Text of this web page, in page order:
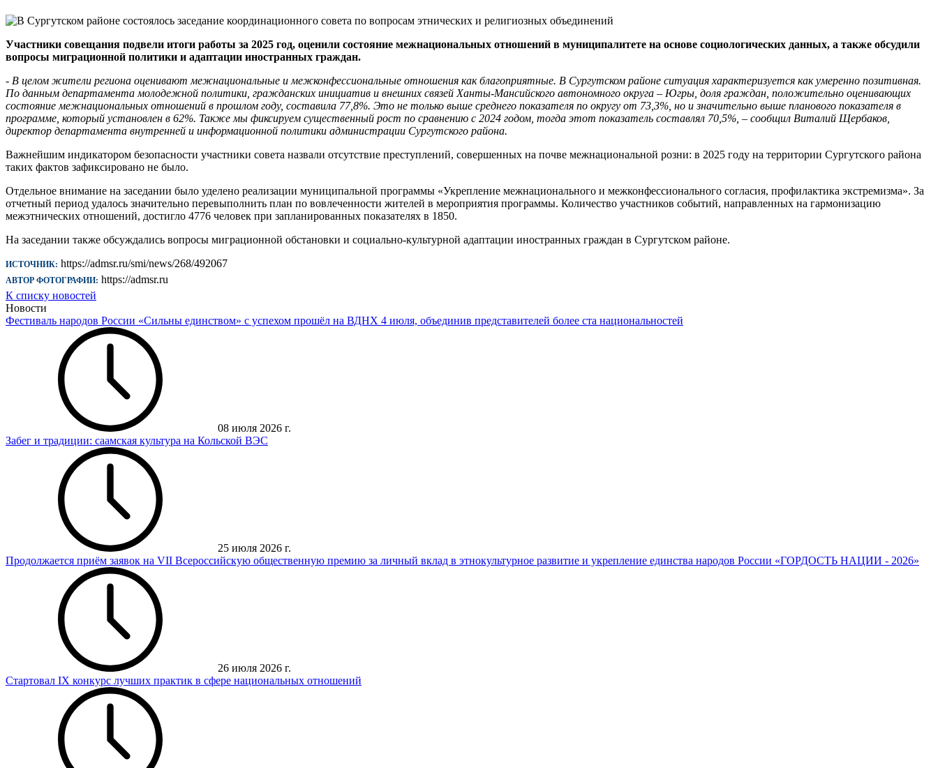
Участники совещания подвели итоги работы за 2025 год, оценили состояние межнациональных отношений в муниципалитете на основе социологических данных, а также обсудили
вопросы миграционной политики и адаптации иностранных граждан.
- В целом жители региона оценивают межнациональные и межконфессиональные отношения как благоприятные. В Сургутском районе ситуация характеризуется как умеренно позитивная.
По данным департамента молодежной политики, гражданских инициатив и внешних связей Ханты-Мансийского автономного округа – Югры, доля граждан, положительно оценивающих
состояние межнациональных отношений в прошлом году, составила 77,8%. Это не только выше среднего показателя по округу от 73,3%, но и значительно выше планового показателя в
программе, который установлен в 62%. Также мы фиксируем существенный рост по сравнению с 2024 годом, тогда этот показатель составлял 70,5%, – сообщил Виталий Щербаков,
директор департамента внутренней и информационной политики администрации Сургутского района.
Важнейшим индикатором безопасности участники совета назвали отсутствие преступлений, совершенных на почве межнациональной розни: в 2025 году на территории Сургутского района
таких фактов зафиксировано не было.
Отдельное внимание на заседании было уделено реализации муниципальной программы «Укрепление межнационального и межконфессионального согласия, профилактика экстремизма». За
отчетный период удалось значительно перевыполнить план по вовлеченности жителей в мероприятия программы. Количество участников событий, направленных на гармонизацию
межэтнических отношений, достигло 4776 человек при запланированных показателях в 1850.
На заседании также обсуждались вопросы миграционной обстановки и социально-культурной адаптации иностранных граждан в Сургутском районе.
ИСТОЧНИК: https://admsr.ru/smi/news/268/492067
АВТОР ФОТОГРАФИИ: https://admsr.ru
К списку новостей
Новости
Фестиваль народов России «Сильны единством» с успехом прошёл на ВДНХ 4 июля, объединив представителей более ста национальностей
08 июля 2026 г.
Забег и традиции: саамская культура на Кольской ВЭС
25 июля 2026 г.
Продолжается приём заявок на VII Всероссийскую общественную премию за личный вклад в этнокультурное развитие и укрепление единства народов России «ГОРДОСТЬ НАЦИИ - 2026»
26 июля 2026 г.
Стартовал IX конкурс лучших практик в сфере национальных отношений